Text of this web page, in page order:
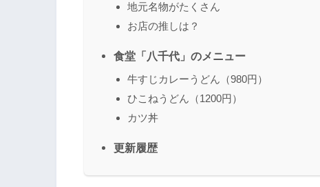
地元名物がたくさん
お店の推しは？
食堂「八千代」のメニュー
牛すじカレーうどん（980円）
ひこねうどん（1200円）
カツ丼
更新履歴